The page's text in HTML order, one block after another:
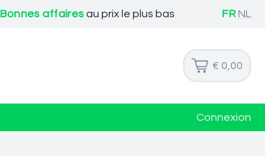
Bonnes affairesau prix le plus bas FR NL
€ 0,00
Connexion